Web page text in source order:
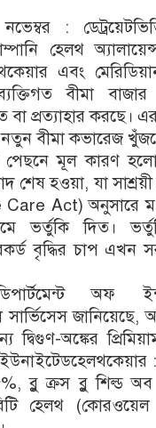
:
হেলথ
এবং
বীমা
বা প্রত্যাহার করছে।
নতুন বীমা কভারেজ
পেছনে মূল কারণ
শেষ হওয়া, যা
Act) অনুসারে
ভর্তুকি দিত।
বৃদ্ধির চাপ এখন
অফ
সার্ভিসেস জানিয়েছে,
দ্বিগুণ-অঙ্কের
:
ব্লু ক্রস ব্লু শিল্ড
হেলথ